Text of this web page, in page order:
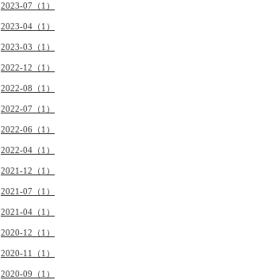
2023-07（1）
2023-04（1）
2023-03（1）
2022-12（1）
2022-08（1）
2022-07（1）
2022-06（1）
2022-04（1）
2021-12（1）
2021-07（1）
2021-04（1）
2020-12（1）
2020-11（1）
2020-09（1）